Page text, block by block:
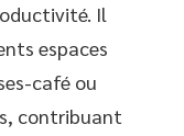
Il
espaces
café ou
contribuant